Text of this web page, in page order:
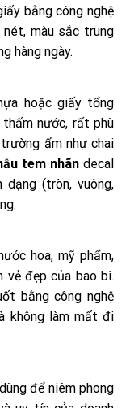
bằng công nghệ
màu sắc trung
hàng ngày.
hoặc giấy tổng
thấm nước, rất phù
ẩm như chai
tem nhãn decal
(tròn, vuông,
hoa, mỹ phẩm,
đẹp của bao bì.
bằng công nghệ
không làm mất đi
để niêm phong